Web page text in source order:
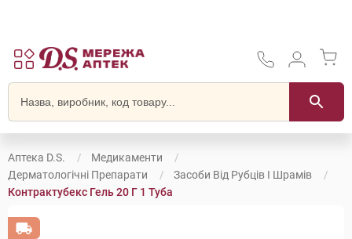
Аптека D.S.
Медикаменти
Дерматологічні Препарати
Засоби Від Рубців І Шрамів
Контрактубекс Гель 20 Г 1 Туба